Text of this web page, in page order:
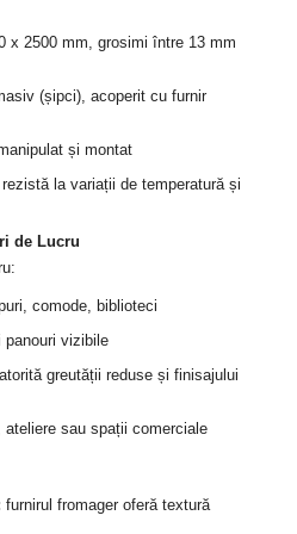
x 2500 mm, grosimi între 13 mm
(șipci), acoperit cu furnir
și montat
rezistă la variații de temperatură și
de Lucru
comode, biblioteci
panouri vizibile
greutății reduse și finisajului
ateliere sau spații comerciale
furnirul fromager oferă textură